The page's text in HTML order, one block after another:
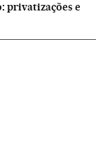
privatizações e